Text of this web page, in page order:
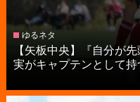
ゆるネタ
【矢板中央】『自分が
実がキャプテンとして持